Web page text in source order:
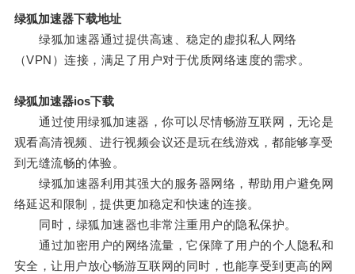
绿狐加速器下载地址
绿狐加速器通过提供高速、稳定的虚拟私人网络
（VPN）连接，满足了用户对于优质网络速度的需求。
绿狐加速器ios下载
通过使用绿狐加速器，你可以尽情畅游互联网，无论是
观看高清视频、进行视频会议还是玩在线游戏，都能够享受
到无缝流畅的体验。
绿狐加速器利用其强大的服务器网络，帮助用户避免网
络延迟和限制，提供更加稳定和快速的连接。
同时，绿狐加速器也非常注重用户的隐私保护。
通过加密用户的网络流量，它保障了用户的个人隐私和
安全，让用户放心畅游互联网的同时，也能享受到更高的网